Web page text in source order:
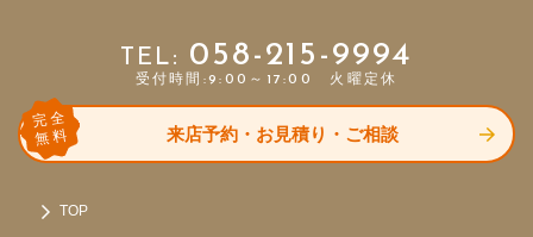
058-215-9994
受付時間:9:00～17:00 火曜定休
完全
無料 来店予約・お見積り・ご相談
TOP